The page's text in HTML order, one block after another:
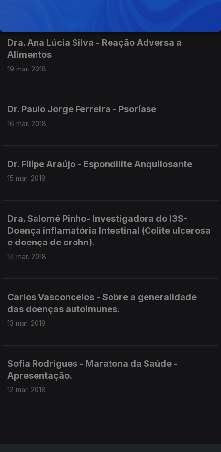
Dra. Ana Lúcia Silva - Reação Adversa a
Alimentos
19 mar. 2018
Dr. Paulo Jorge Ferreira - Psoríase
16 mar. 2018
Dr. Filipe Araújo - Espondilite Anquilosante
15 mar. 2018
Dra. Salomé Pinho- Investigadora do I3S-
Doença inflamatória Intestinal (Colite ulcerosa
e doença de crohn).
14 mar. 2018
Carlos Vasconcelos - Sobre a generalidade
das doenças autoimunes.
13 mar. 2018
Sofia Rodrigues - Maratona da Saúde -
Apresentação.
12 mar. 2018